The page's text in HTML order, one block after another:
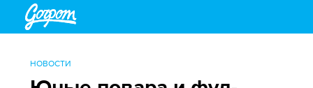
НОВОСТИ